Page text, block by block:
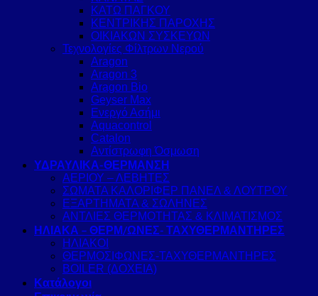
ΚΑΤΩ ΠΑΓΚΟΥ
ΚΕΝΤΡΙΚΗΣ ΠΑΡΟΧΗΣ
ΟΙΚΙΑΚΩΝ ΣΥΣΚΕΥΩΝ
Τεχνολογίες Φίλτρων Νερού
Aragon
Aragon 3
Aragon Bio
Geyser Max
Ενεργό Ασήμι
Aquacontrol
Catalon
Αντίστρωφη Όσμωση
ΥΔΡΑΥΛΙΚΑ-ΘΕΡΜΑΝΣΗ
ΑΕΡΙΟΥ – ΛΕΒΗΤΕΣ
ΣΩΜΑΤΑ ΚΑΛΟΡΙΦΕΡ ΠΑΝΕΛ & ΛΟΥΤΡΟΥ
ΕΞΑΡΤΗΜΑΤΑ & ΣΩΛΗΝΕΣ
ΑΝΤΛΙΕΣ ΘΕΡΜΟΤΗΤΑΣ & ΚΛΙΜΑΤΙΣΜΟΣ
ΗΛΙΑΚΑ – ΘΕΡΜ/ΩΝΕΣ- ΤΑΧΥΘΕΡΜΑΝΤΗΡΕΣ
ΗΛΙΑΚΟΙ
ΘΕΡΜΟΣΙΦΩΝΕΣ-ΤΑΧΥΘΕΡΜΑΝΤΗΡΕΣ
BOILER (ΔΟΧΕΙΑ)
Κατάλογοι